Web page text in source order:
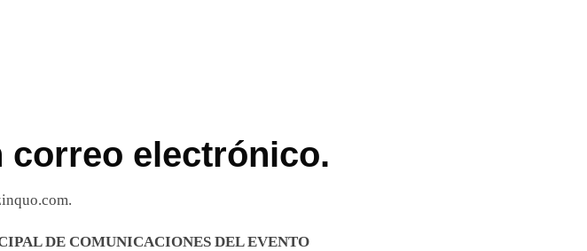
correo electrónico.
DE COMUNICACIONES DEL EVENTO